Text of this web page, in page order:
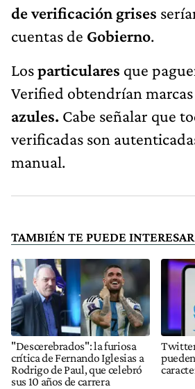
de verificación grises
cuentas de Gobierno.
Losparticulares que
Verified obtendrían
azules. Cabe señalar que
verificadas son
manual.
TAMBIÉN TE PUEDE INTERESAR
"Descerebrados": la furiosa
crítica de Fernando Iglesias a
Rodrigo de Paul, que celebró
sus 10 años de carrera
Twitter